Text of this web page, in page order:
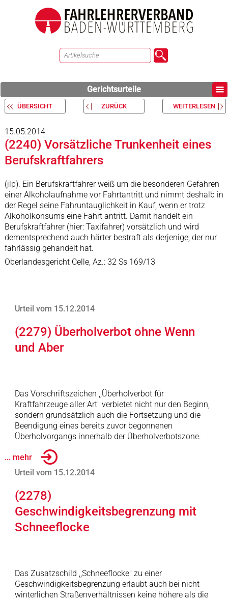
Gerichtsurteile
ÜBERSICHT ZURÜCK WEITERLESEN
15.05.2014
(2240) Vorsätzliche Trunkenheit eines
Berufskraftfahrers
(jlp). Ein Berufskraftfahrer weiß um die besonderen Gefahren
einer Alkoholaufnahme vor Fahrtantritt und nimmt deshalb in
der Regel seine Fahruntauglichkeit in Kauf, wenn er trotz
Alkoholkonsums eine Fahrt antritt. Damit handelt ein
Berufskraftfahrer (hier: Taxifahrer) vorsätzlich und wird
dementsprechend auch härter bestraft als derjenige, der nur
fahrlässig gehandelt hat.
Oberlandesgericht Celle, Az.: 32 Ss 169/13
Urteil vom 15.12.2014
(2279) Überholverbot ohne Wenn
und Aber
Das Vorschriftszeichen ,,Überholverbot für
Kraftfahrzeuge aller Art" verbietet nicht nur den Beginn,
sondern grundsätzlich auch die Fortsetzung und die
Beendigung eines bereits zuvor begonnenen
Überholvorgangs innerhalb der Überholverbotszone.
... mehr
Urteil vom 15.12.2014
(2278)
Geschwindigkeitsbegrenzung mit
Schneeflocke
Das Zusatzschild ,,Schneeflocke" zu einer
Geschwindigkeitsbegrenzung erlaubt auch bei nicht
winterlichen Straßenverhältnissen keine höhere als die